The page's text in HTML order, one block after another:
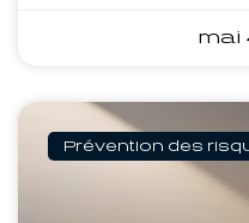
mai
Prévention des